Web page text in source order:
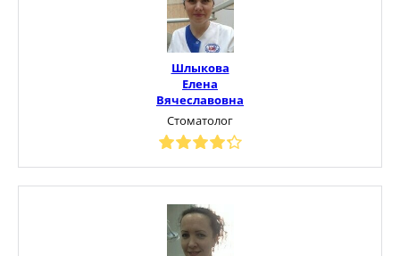
Шлыкова
Елена
Вячеславовна
Стоматолог